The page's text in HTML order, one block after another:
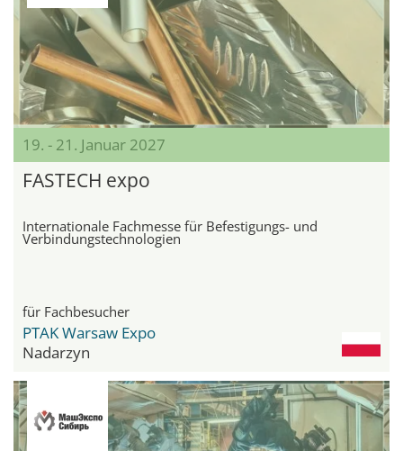
19. - 21. Januar 2027
FASTECH expo
Internationale Fachmesse für Befestigungs- und
Verbindungstechnologien
für Fachbesucher
PTAK Warsaw Expo
Nadarzyn